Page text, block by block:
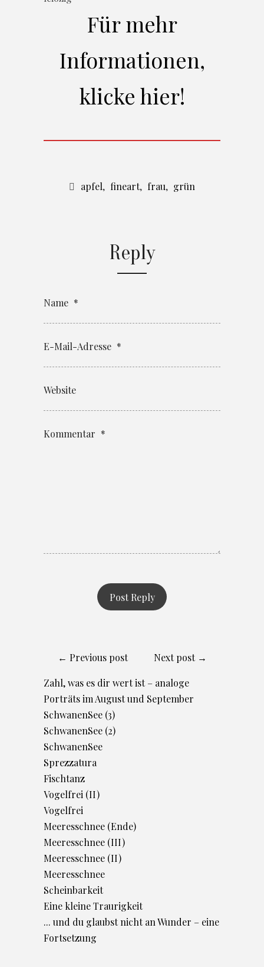
Für mehr
Informationen,
klicke hier!
apfel, fineart, frau, grün
Reply
Name *
E-Mail-Adresse *
Website
Kommentar *
← Previous post Next post →
Zahl, was es dir wert ist – analoge
Porträts im August und September
SchwanenSee (3)
SchwanenSee (2)
SchwanenSee
Sprezzatura
Fischtanz
Vogelfrei (II)
Vogelfrei
Meeresschnee (Ende)
Meeresschnee (III)
Meeresschnee (II)
Meeresschnee
Scheinbarkeit
Eine kleine Traurigkeit
... und du glaubst nicht an Wunder – eine
Fortsetzung